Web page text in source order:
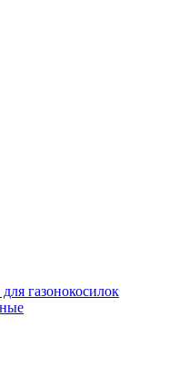
газонокосилок